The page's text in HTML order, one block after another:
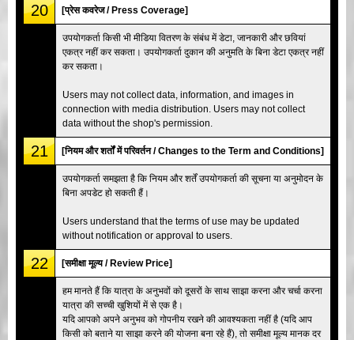
20 [प्रेस कवरेज / Press Coverage]
उपयोगकर्ता किसी भी मीडिया वितरण के संबंध में डेटा, जानकारी और छवियां
एकत्र नहीं कर सकता। उपयोगकर्ता दुकान की अनुमति के बिना डेटा एकत्र नहीं
कर सकता।
Users may not collect data, information, and images in
connection with media distribution. Users may not collect
data without the shop's permission.
21 [नियम और शर्तों में परिवर्तन / Changes to the Term and Conditions]
उपयोगकर्ता समझता है कि नियम और शर्तें उपयोगकर्ता की सूचना या अनुमोदन के
बिना अपडेट हो सकती हैं।
Users understand that the terms of use may be updated
without notification or approval to users.
22 [समीक्षा मूल्य / Review Price]
हम मानते हैं कि यात्रा के अनुभवों को दूसरों के साथ साझा करना और चर्चा करना
यात्रा की सच्ची खुशियों में से एक है।
यदि आपको अपने अनुभव को गोपनीय रखने की आवश्यकता नहीं है (यदि आप
किसी को बताने या साझा करने की योजना बना रहे हैं), तो समीक्षा मूल्य मानक दर